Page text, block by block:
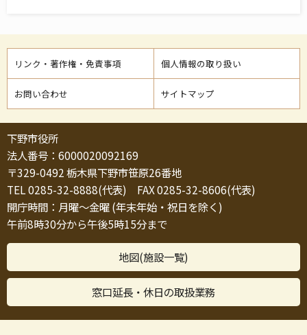
リンク・著作権・免責事項 個人情報の取り扱い
お問い合わせ サイトマップ
下野市役所
法人番号：6000020092169
〒329-0492 栃木県下野市笹原26番地
TEL 0285-32-8888(代表) FAX 0285-32-8606(代表)
開庁時間：月曜～金曜 (年末年始・祝日を除く)
午前8時30分から午後5時15分まで
地図(施設一覧)
窓口延長・休日の取扱業務